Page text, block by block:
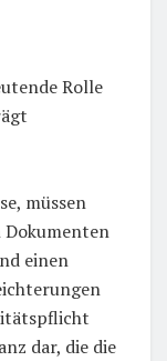
Rolle
müssen
Dokumenten
einen
dar, die die